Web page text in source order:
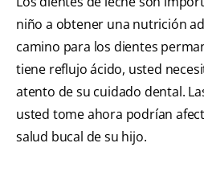
niño a obtener una nutrición
camino para los dientes
tiene reflujo ácido, usted
atento de su cuidado dental.
usted tome ahora podrían
salud bucal de su hijo.